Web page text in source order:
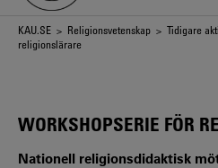
Länkstig
KAU.SE > Religionsvetenskap > Tidigare
religionslärare
WORKSHOPSERIE FÖR
Nationell religionsdidaktisk